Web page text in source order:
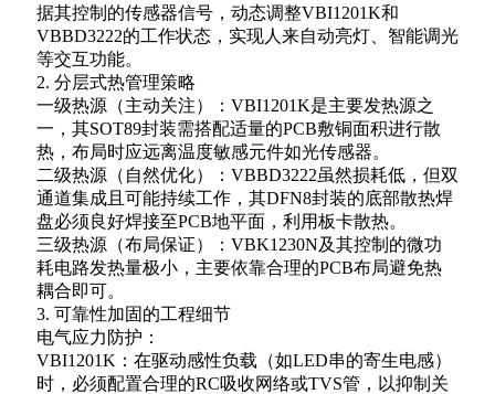
据其控制的传感器信号，动态调整VBI1201K和
VBBD3222的工作状态，实现人来自动亮灯、智能调光
等交互功能。
2. 分层式热管理策略
一级热源（主动关注）：VBI1201K是主要发热源之
一，其SOT89封装需搭配适量的PCB敷铜面积进行散
热，布局时应远离温度敏感元件如光传感器。
二级热源（自然优化）：VBBD3222虽然损耗低，但双
通道集成且可能持续工作，其DFN8封装的底部散热焊
盘必须良好焊接至PCB地平面，利用板卡散热。
三级热源（布局保证）：VBK1230N及其控制的微功
耗电路发热量极小，主要依靠合理的PCB布局避免热
耦合即可。
3. 可靠性加固的工程细节
电气应力防护：
VBI1201K：在驱动感性负载（如LED串的寄生电感）
时，必须配置合理的RC吸收网络或TVS管，以抑制关